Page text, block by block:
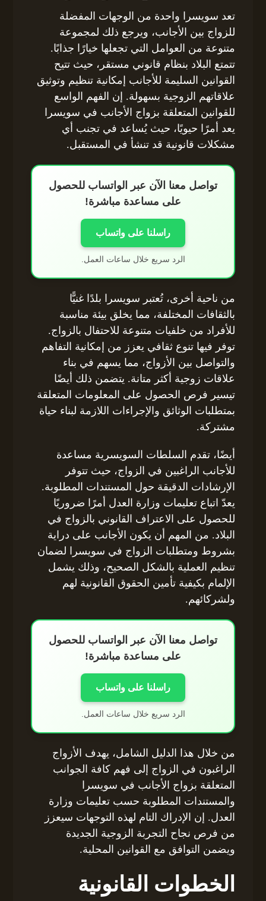
تعد سويسرا واحدة من الوجهات المفضلة
للزواج بين الأجانب، ويرجع ذلك لمجموعة
متنوعة من العوامل التي تجعلها خيارًا جذابًا.
تتمتع البلاد بنظام قانوني مستقر، حيث تتيح
القوانين السليمة للأجانب إمكانية تنظيم وتوثيق
علاقاتهم الزوجية بسهولة. إن الفهم الواسع
للقوانين المتعلقة بزواج الأجانب في سويسرا
يعد أمرًا حيويًا، حيث يُساعد في تجنب أي
مشكلات قانونية قد تنشأ في المستقبل.
تواصل معنا الآن عبر الواتساب للحصول
على مساعدة مباشرة!
راسلنا على واتساب
الرد سريع خلال ساعات العمل.
من ناحية أخرى، تُعتبر سويسرا بلدًا غنيًّا
بالثقافات المختلفة، مما يخلق بيئة مناسبة
للأفراد من خلفيات متنوعة للاحتفال بالزواج.
توفر فيها تنوع ثقافي يعزز من إمكانية التفاهم
والتواصل بين الأزواج، مما يسهم في بناء
علاقات زوجية أكثر متانة. يتضمن ذلك أيضًا
تيسير فرص الحصول على المعلومات المتعلقة
بمتطلبات الوثائق والإجراءات اللازمة لبناء حياة
مشتركة.
أيضًا، تقدم السلطات السويسرية مساعدة
للأجانب الراغبين في الزواج، حيث تتوفر
الإرشادات الدقيقة حول المستندات المطلوبة.
يعدّ اتباع تعليمات وزارة العدل أمرًا ضروريًا
للحصول على الاعتراف القانوني بالزواج في
البلاد. من المهم أن يكون الأجانب على دراية
بشروط ومتطلبات الزواج في سويسرا لضمان
تنظيم العملية بالشكل الصحيح، وذلك يشمل
الإلمام بكيفية تأمين الحقوق القانونية لهم
ولشركائهم.
تواصل معنا الآن عبر الواتساب للحصول
على مساعدة مباشرة!
راسلنا على واتساب
الرد سريع خلال ساعات العمل.
من خلال هذا الدليل الشامل، يهدف الأزواج
الراغبون في الزواج إلى فهم كافة الجوانب
المتعلقة بزواج الأجانب في سويسرا
والمستندات المطلوبة حسب تعليمات وزارة
العدل. إن الإدراك التام لهذه التوجهات سيعزز
من فرص نجاح التجربة الزوجية الجديدة
ويضمن التوافق مع القوانين المحلية.
الخطوات القانونية